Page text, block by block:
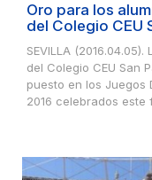
Oro para los
del Colegio CEU
SEVILLA
del Colegio CEU San
puesto en los Juegos
2016 celebrados este